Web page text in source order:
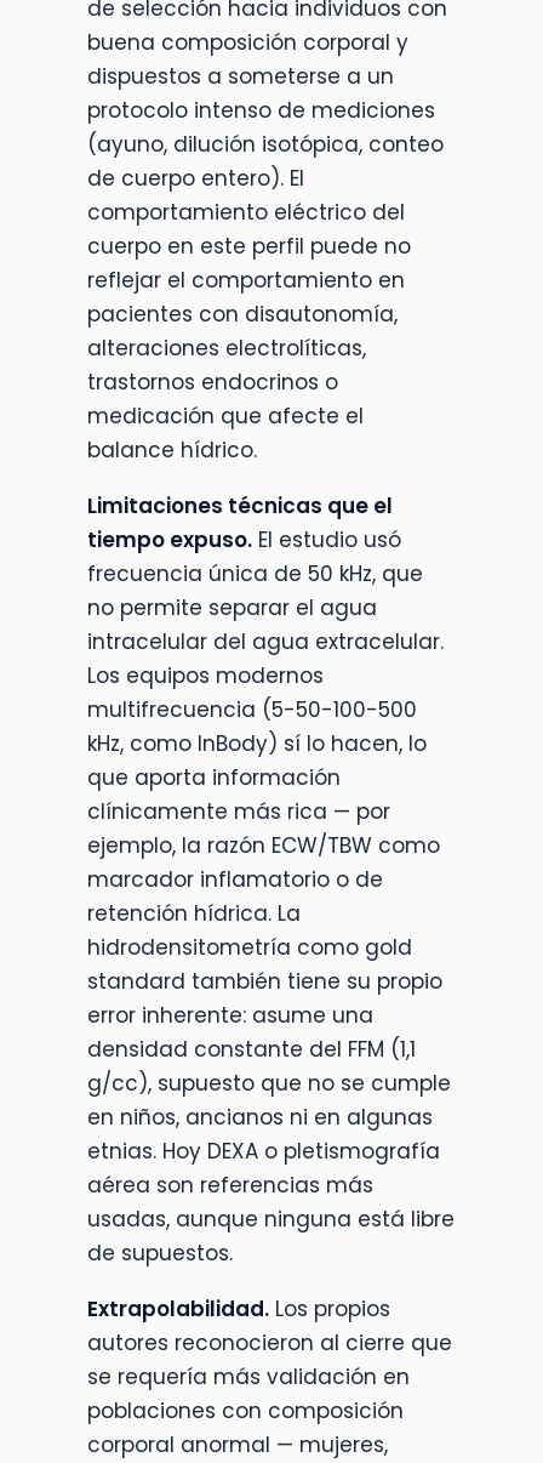
de selección hacia individuos con
buena composición corporal y
dispuestos a someterse a un
protocolo intenso de mediciones
(ayuno, dilución isotópica, conteo
de cuerpo entero). El
comportamiento eléctrico del
cuerpo en este perfil puede no
reflejar el comportamiento en
pacientes con disautonomía,
alteraciones electrolíticas,
trastornos endocrinos o
medicación que afecte el
balance hídrico.
Limitaciones técnicas que el
tiempo expuso. El estudio usó
frecuencia única de 50 kHz, que
no permite separar el agua
intracelular del agua extracelular.
Los equipos modernos
multifrecuencia (5-50-100-500
kHz, como InBody) sí lo hacen, lo
que aporta información
clínicamente más rica — por
ejemplo, la razón ECW/TBW como
marcador inflamatorio o de
retención hídrica. La
hidrodensitometría como gold
standard también tiene su propio
error inherente: asume una
densidad constante del FFM (1,1
g/cc), supuesto que no se cumple
en niños, ancianos ni en algunas
etnias. Hoy DEXA o pletismografía
aérea son referencias más
usadas, aunque ninguna está libre
de supuestos.
Extrapolabilidad. Los propios
autores reconocieron al cierre que
se requería más validación en
poblaciones con composición
corporal anormal — mujeres,